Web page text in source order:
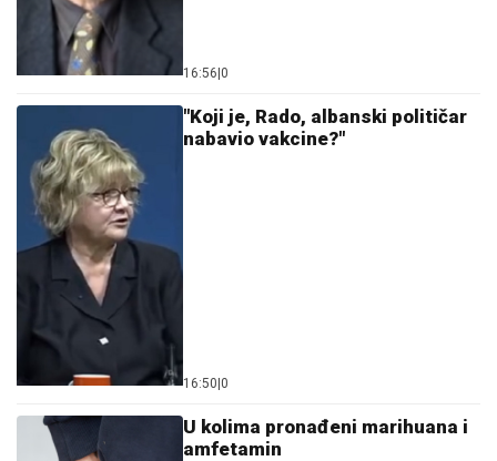
16:56 0
"Koji je, Rado, albanski političar
nabavio vakcine?"
16:50 0
U kolima pronađeni marihuana i
amfetamin